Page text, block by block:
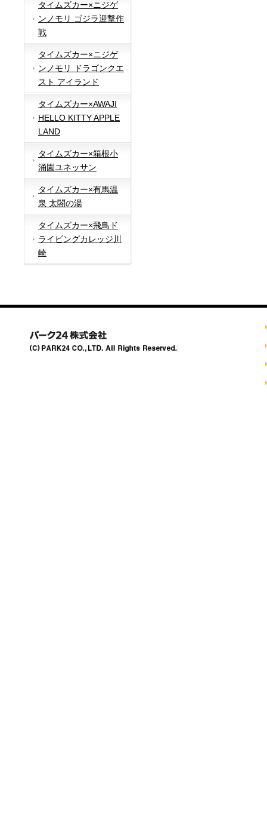
タイムズカー×ニジゲ
ンノモリ ゴジラ迎撃作
戦
タイムズカー×ニジゲ
ンノモリ ドラゴンクエ
スト アイランド
タイムズカー×AWAJI
HELLO KITTY APPLE
LAND
タイムズカー×箱根小
涌園ユネッサン
タイムズカー×有馬温
泉 太閤の湯
タイムズカー×飛鳥ド
ライビングカレッジ川
崎